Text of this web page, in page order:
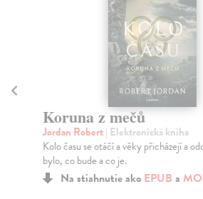
Koruna z mečů
Jordan Robert| Elektronická kniha
Kolo času se otáčí a věky přicházejí a
bylo, co bude a co je.
Na stiahnutie ako EPUB a